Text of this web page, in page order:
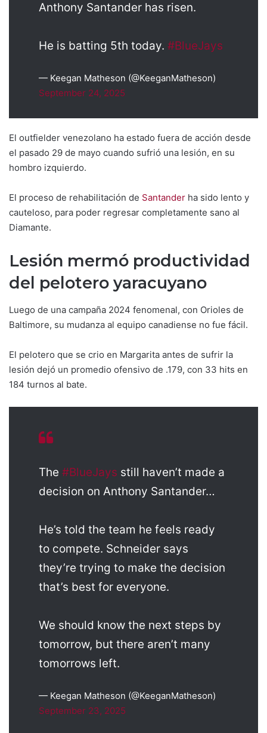
Anthony Santander has risen.
He is batting 5th today. #BlueJays
— Keegan Matheson (@KeeganMatheson)
September 24, 2025
El outfielder venezolano ha estado fuera de acción desde
el pasado 29 de mayo cuando sufrió una lesión, en su
hombro izquierdo.
El proceso de rehabilitación de Santander ha sido lento y
cauteloso, para poder regresar completamente sano al
Diamante.
Lesión mermó productividad
del pelotero yaracuyano
Luego de una campaña 2024 fenomenal, con Orioles de
Baltimore, su mudanza al equipo canadiense no fue fácil.
El pelotero que se crio en Margarita antes de sufrir la
lesión dejó un promedio ofensivo de .179, con 33 hits en
184 turnos al bate.
The #BlueJays still haven’t made a
decision on Anthony Santander…
He’s told the team he feels ready
to compete. Schneider says
they’re trying to make the decision
that’s best for everyone.
We should know the next steps by
tomorrow, but there aren’t many
tomorrows left.
— Keegan Matheson (@KeeganMatheson)
September 23, 2025